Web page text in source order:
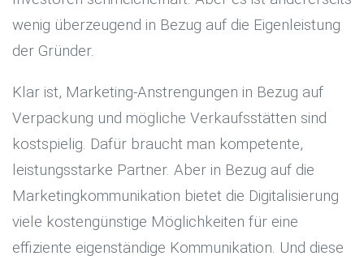
wenig überzeugend in Bezug auf die Eigenleistung
der Gründer.
Klar ist, Marketing-Anstrengungen in Bezug auf
Verpackung und mögliche Verkaufsstätten sind
kostspielig. Dafür braucht man kompetente,
leistungsstarke Partner. Aber in Bezug auf die
Marketingkommunikation bietet die Digitalisierung
viele kostengünstige Möglichkeiten für eine
effiziente eigenständige Kommunikation. Und diese